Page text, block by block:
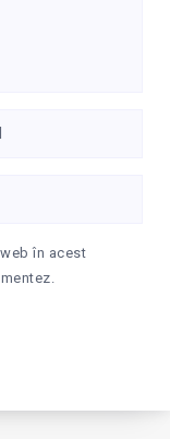
în acest